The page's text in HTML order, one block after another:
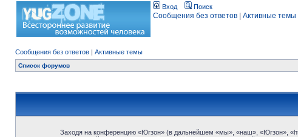
Вход Поиск
Сообщения без ответов Активные темы
Сообщения без ответов | Активные темы
Список форумов
Заходя на конференцию «Югзон» (в дальнейшем «мы», «наш», «Югзон»,